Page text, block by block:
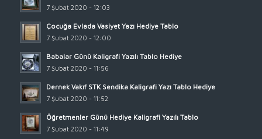
7 Şubat 2020 - 12:03
Çocuğa Evlada Vasiyet Yazı Hediye Tablo
7 Şubat 2020 - 12:00
Babalar Günü Kaligrafi Yazılı Tablo Hediye
7 Şubat 2020 - 11:56
Dernek Vakıf STK Sendika Kaligrafi Yazı Tablo Hediye
7 Şubat 2020 - 11:52
Öğretmenler Günü Hediye Kaligrafi Yazılı Tablo
7 Şubat 2020 - 11:49